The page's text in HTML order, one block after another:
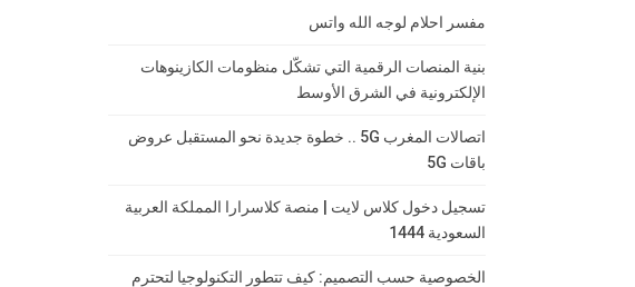
مفسر احلام لوجه الله واتس
بنية المنصات الرقمية التي تشكّل منظومات الكازينوهات
الإلكترونية في الشرق الأوسط
اتصالات المغرب 5G .. خطوة جديدة نحو المستقبل عروض
باقات 5G
تسجيل دخول كلاس لايت | منصة كلاسرارا المملكة العربية
السعودية 1444
الخصوصية حسب التصميم: كيف تتطور التكنولوجيا لتحترم